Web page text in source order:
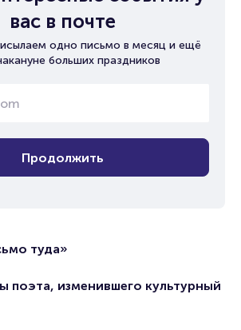
вас в почте
одно письмо в месяц и ещё
больших праздников
Продолжить
туда»
поэта, изменившего культурный